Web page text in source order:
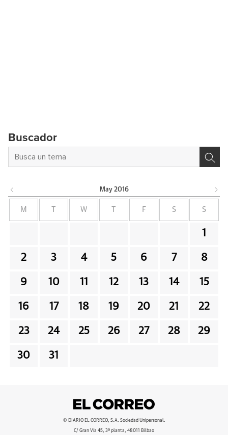
Buscador
May 2016
M W F S S
1
2 3 4 5 6 7 8
9 10 11 12 13 14 15
16 17 18 19 20 21 22
23 24 25 26 27 28 29
30 31
© DIARIO EL CORREO, S.A. Sociedad Unipersonal.
C/ Gran Vía 45, 3ª planta, 48011 Bilbao